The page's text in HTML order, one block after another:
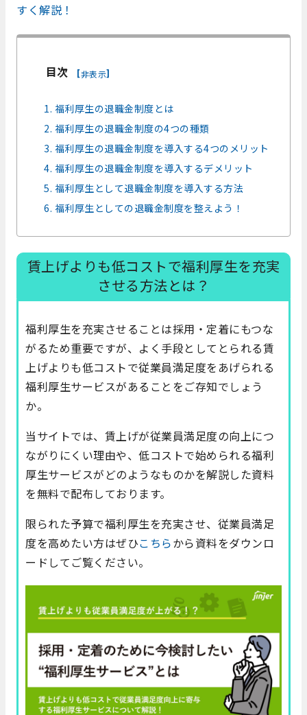
すく解説！
目次 [非表示]
1. 福利厚生の退職金制度とは
2. 福利厚生の退職金制度の4つの種類
3. 福利厚生の退職金制度を導入する4つのメリット
4. 福利厚生の退職金制度を導入するデメリット
5. 福利厚生として退職金制度を導入する方法
6. 福利厚生としての退職金制度を整えよう！
賃上げよりも低コストで福利厚生を充実
させる方法とは？
福利厚生を充実させることは採用・定着にもつな
がるため重要ですが、よく手段としてとられる賃
上げよりも低コストで従業員満足度をあげられる
福利厚生サービスがあることをご存知でしょう
か。
当サイトでは、賃上げが従業員満足度の向上につ
ながりにくい理由や、低コストで始められる福利
厚生サービスがどのようなものかを解説した資料
を無料で配布しております。
限られた予算で福利厚生を充実させ、従業員満足
度を高めたい方はぜひこちらから資料をダウンロ
ードしてご覧ください。